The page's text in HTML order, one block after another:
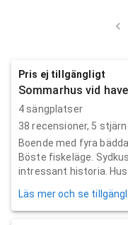
Pris ej tillgängligt
Sommarhus vid
4 sängplatser
38 recensioner, 5
Boende med fyra
Böste fiskeläge.
intressant historia.
Läs mer och se